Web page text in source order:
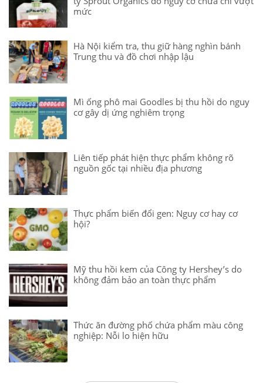
mức
Hà Nội kiểm tra, thu giữ hàng nghìn bánh
Trung thu và đồ chơi nhập lậu
Mì ống phô mai Goodles bị thu hồi do nguy
cơ gây dị ứng nghiêm trọng
Liên tiếp phát hiện thực phẩm không rõ
nguồn gốc tại nhiều địa phương
Thực phẩm biến đổi gen: Nguy cơ hay cơ
hội?
Mỹ thu hồi kem của Công ty Hershey’s do
không đảm bảo an toàn thực phẩm
Thức ăn đường phố chứa phẩm màu công
nghiệp: Nỗi lo hiện hữu